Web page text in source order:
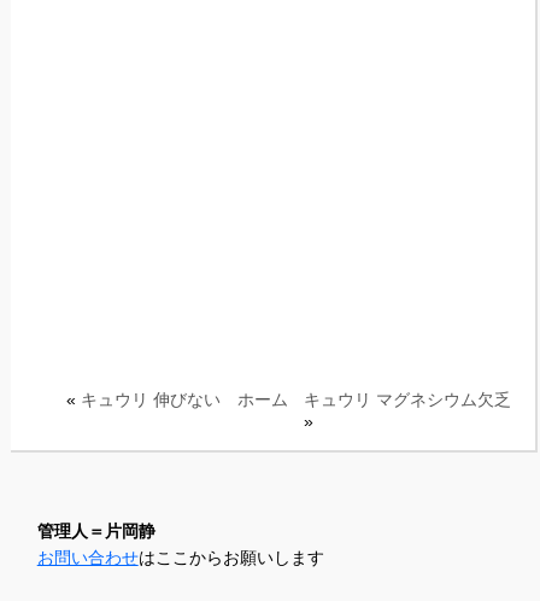
« キュウリ 伸びない ホーム
キュウリ マグネシウム欠乏
»
管理人＝片岡静
お問い合わせはここからお願いします